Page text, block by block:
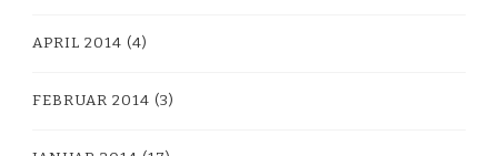
APRIL 2014 (4)
FEBRUAR 2014 (3)